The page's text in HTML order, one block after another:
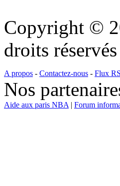
Copyright ©
droits réservés
A propos - Contactez-nous - Flux
Nos
Aide aux paris NBA | Forum